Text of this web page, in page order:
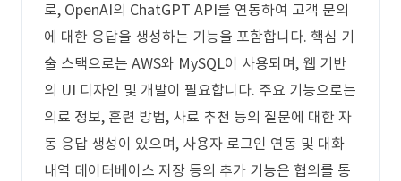
로, OpenAI의 ChatGPT API를 연동하여 고객 문의
에 대한 응답을 생성하는 기능을 포함합니다. 핵심 기
술 스택으로는 AWS와 MySQL이 사용되며, 웹 기반
의 UI 디자인 및 개발이 필요합니다. 주요 기능으로는
의료 정보, 훈련 방법, 사료 추천 등의 질문에 대한 자
동 응답 생성이 있으며, 사용자 로그인 연동 및 대화
내역 데이터베이스 저장 등의 추가 기능은 협의를 통